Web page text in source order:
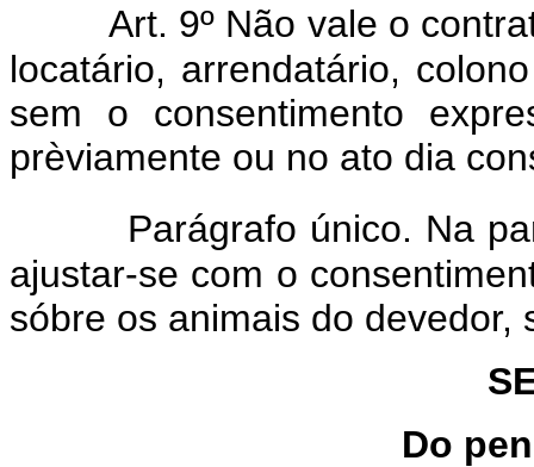
Art. 9º Não vale o
locatário, arrendatário,
sem o consentimento
prèviamente ou no ato dia
Parágrafo único. Na
ajustar-se com o
sóbre os animais do devedor,
Do